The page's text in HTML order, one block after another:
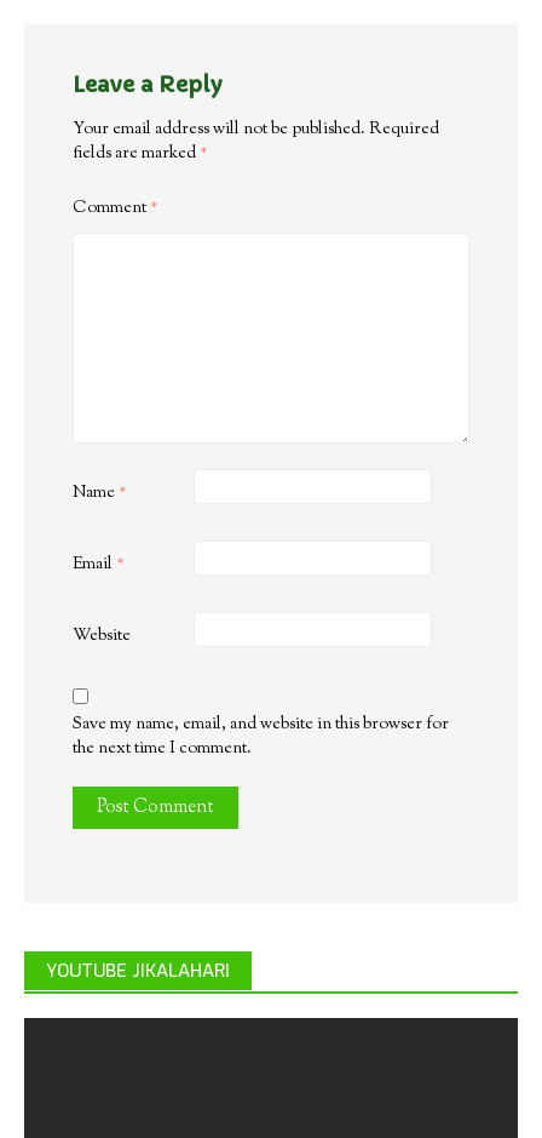
Leave a Reply
Your email address will not be published. Required
fields are marked *
Comment*
Name *
Email *
Website
Save my name, email, and website in this browser for
the next time I comment.
YOUTUBE JIKALAHARI